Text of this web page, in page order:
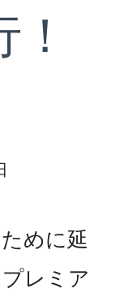
めに延
レミア